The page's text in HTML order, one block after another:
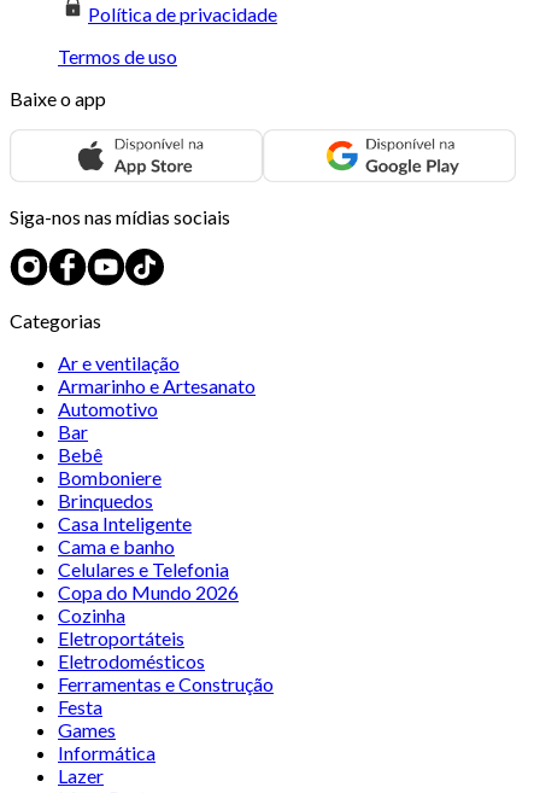
Política de privacidade
Termos de uso
Baixe o app
Siga-nos nas mídias sociais
Categorias
Ar e ventilação
Armarinho e Artesanato
Automotivo
Bar
Bebê
Bomboniere
Brinquedos
Casa Inteligente
Cama e banho
Celulares e Telefonia
Copa do Mundo 2026
Cozinha
Eletroportáteis
Eletrodomésticos
Ferramentas e Construção
Festa
Games
Informática
Lazer